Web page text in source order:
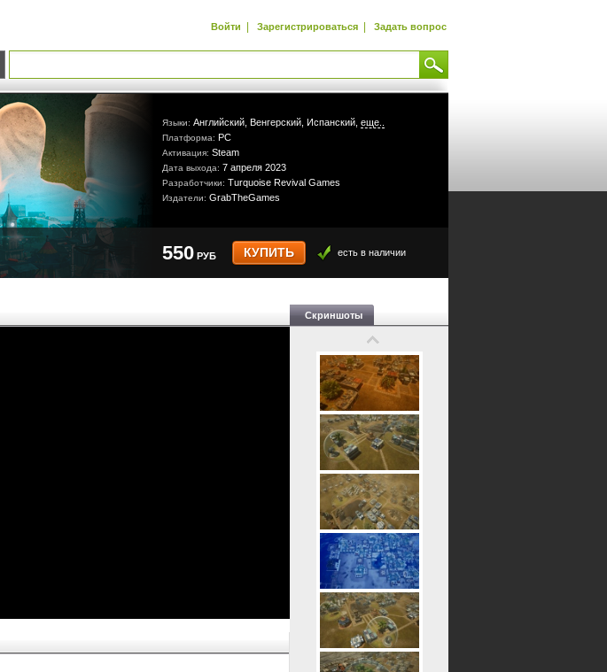
Войти | Зарегистрироваться | Задать вопрос
Языки: Английский, Венгерский, Испанский, еще..
Платформа: PC
Активация: Steam
Дата выхода: 7 апреля 2023
Разработчики: Turquoise Revival Games
Издатели: GrabTheGames
550 РУБ КУПИТЬ есть в наличии
Скриншоты